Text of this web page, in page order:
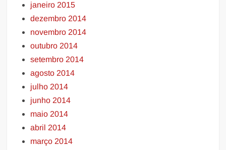
janeiro 2015
dezembro 2014
novembro 2014
outubro 2014
setembro 2014
agosto 2014
julho 2014
junho 2014
maio 2014
abril 2014
março 2014